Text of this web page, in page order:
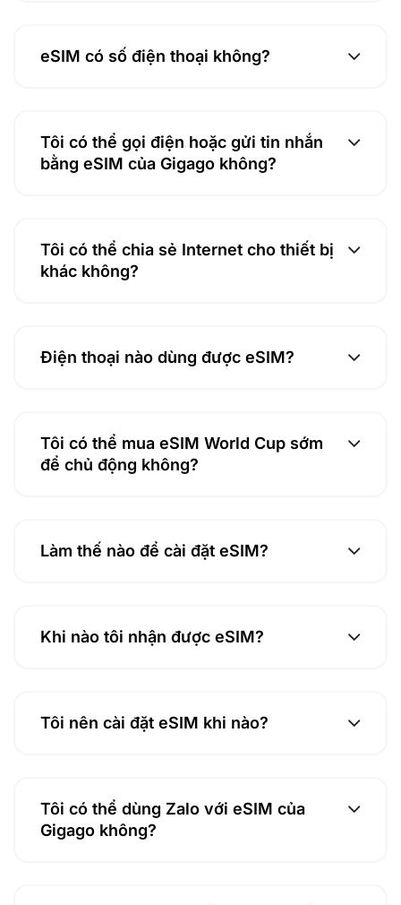
eSIM có số điện thoại không?
Tôi có thể gọi điện hoặc gửi tin nhắn
bằng eSIM của Gigago không?
Tôi có thể chia sẻ Internet cho thiết bị
khác không?
Điện thoại nào dùng được eSIM?
Tôi có thể mua eSIM World Cup sớm
để chủ động không?
Làm thế nào để cài đặt eSIM?
Khi nào tôi nhận được eSIM?
Tôi nên cài đặt eSIM khi nào?
Tôi có thể dùng Zalo với eSIM của
Gigago không?